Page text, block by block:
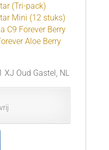
(Tri-pack)
Mini (12 stuks)
C9 Forever Berry
Aloe Berry
XJ Oud Gastel, NL